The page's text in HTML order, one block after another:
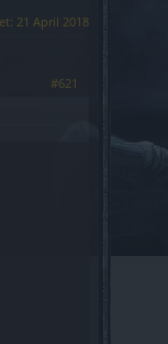
21 April 2018
#621